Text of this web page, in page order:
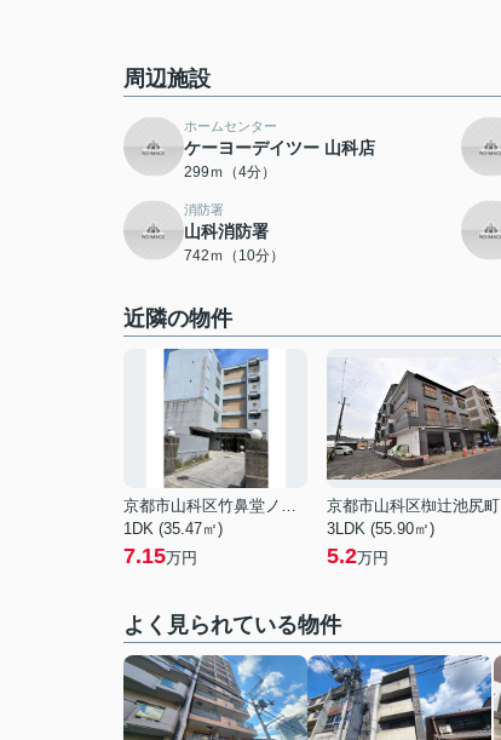
周辺施設
ホームセンター
ケーヨーデイツー 山科店
299ｍ（4分）
消防署
山科消防署
742ｍ（10分）
近隣の物件
京都市山科区竹鼻堂ノ前町
1DK (35.47㎡)
7.15万円
京都市山科区椥辻池尻町
3LDK (55.90㎡)
5.2万円
よく見られている物件